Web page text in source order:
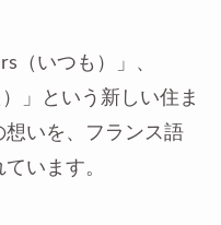
（いつも）」、
」という新しい住ま
いを、フランス語
います。